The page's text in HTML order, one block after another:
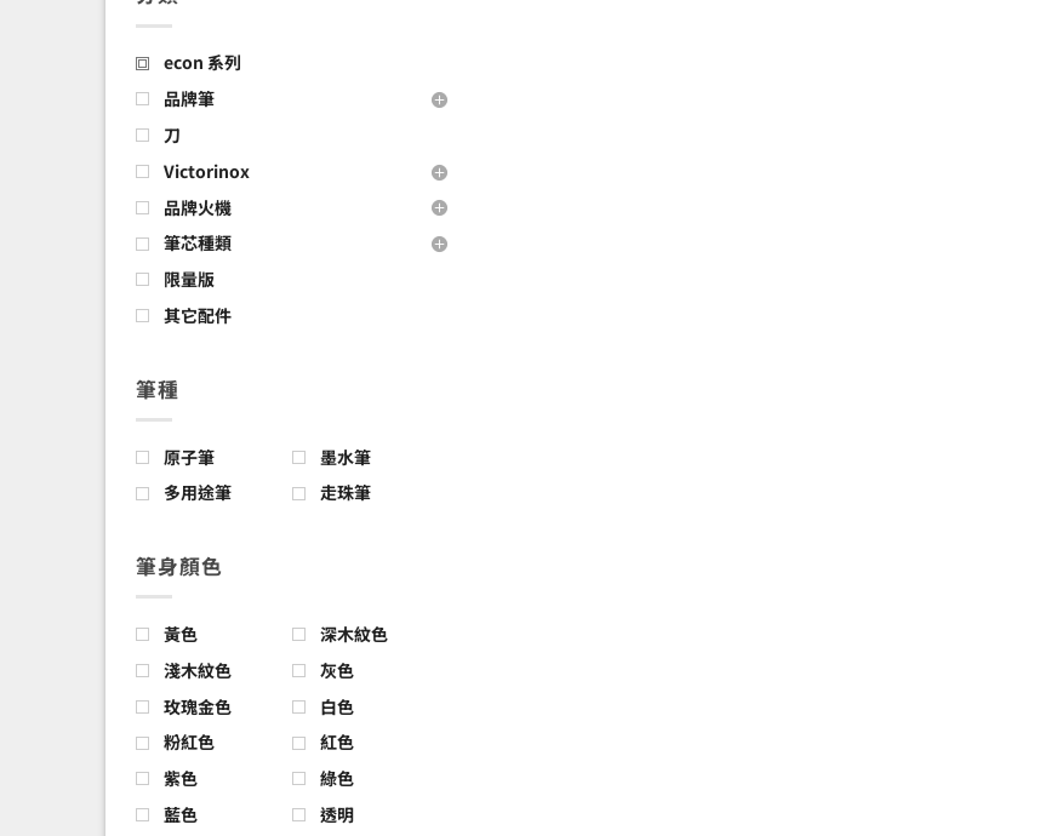
econ 系列
品牌筆
刀
Victorinox
品牌火機
筆芯種類
限量版
其它配件
筆種
原子筆
墨水筆
多用途筆
走珠筆
筆身顏色
黃色
深木紋色
淺木紋色
灰色
玫瑰金色
白色
粉紅色
紅色
紫色
綠色
藍色
透明